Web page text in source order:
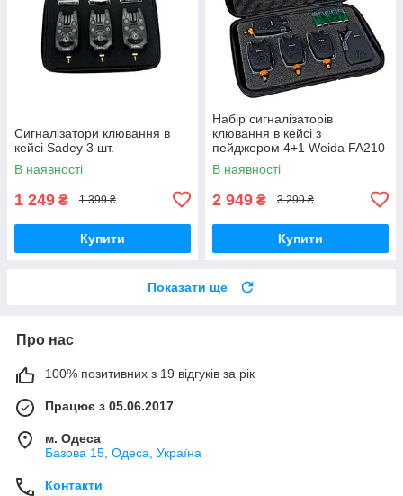
Сигналізатори клювання в
кейсі Sadey 3 шт.
В наявності
1 249 ₴ 1 399 ₴
Купити
Набір сигналізаторів
клювання в кейсі з
пейджером 4+1 Weida FA210
В наявності
2 949 ₴ 3 299 ₴
Купити
Показати ще
Про нас
100% позитивних з 19 відгуків за рік
Працює з 05.06.2017
м. Одеса
Базова 15, Одеса, Україна
Контакти